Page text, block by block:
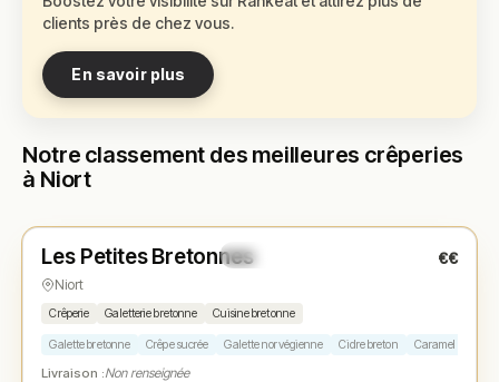
clients près de chez vous.
En savoir plus
Notre classement des meilleures crêperies
à Niort
★ N° 1
Les Petites Bretonnes €€
Niort
Crêperie Galetterie bretonne Cuisine bretonne
Galette bretonne Crêpe sucrée Galette norvégienne Cidre breton Caramel au
Livraison :Non renseignée